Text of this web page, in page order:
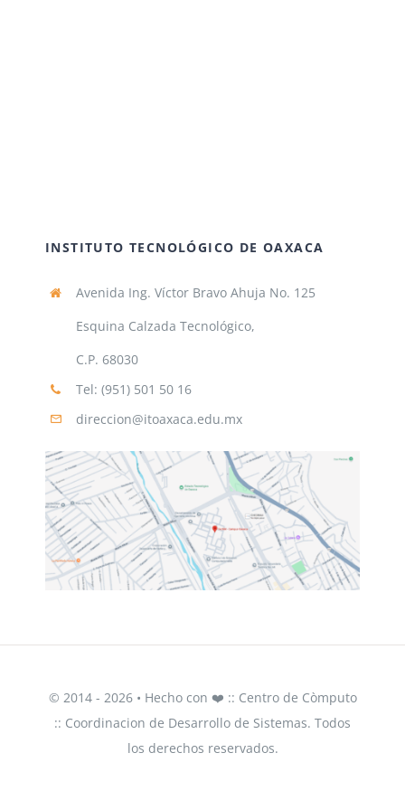
INSTITUTO TECNOLÓGICO DE OAXACA
Avenida Ing. Víctor Bravo Ahuja No. 125
Esquina Calzada Tecnológico,
C.P. 68030
Tel: (951) 501 50 16
direccion@itoaxaca.edu.mx
© 2014 - 2026 • Hecho con ❤️ :: Centro de Còmputo
:: Coordinacion de Desarrollo de Sistemas. Todos
los derechos reservados.